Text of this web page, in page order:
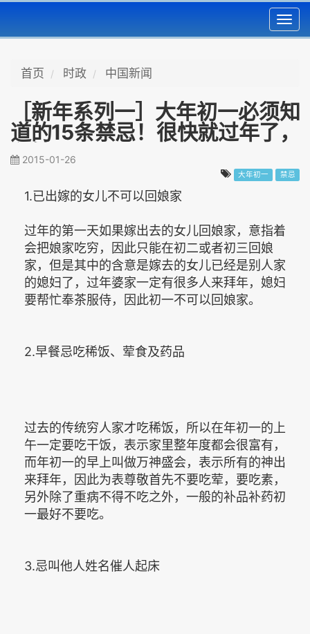
首页 时政 中国新闻
［新年系列一］大年初一必须知
道的15条禁忌！很快就过年了，
必转！
2015-01-26
大年初一 禁忌
1.已出嫁的女儿不可以回娘家
过年的第一天如果嫁出去的女儿回娘家，意指着
会把娘家吃穷，因此只能在初二或者初三回娘
家，但是其中的含意是嫁去的女儿已经是别人家
的媳妇了，过年婆家一定有很多人来拜年，媳妇
要帮忙奉茶服侍，因此初一不可以回娘家。
2.早餐忌吃稀饭、荤食及药品
过去的传统穷人家才吃稀饭，所以在年初一的上
午一定要吃干饭，表示家里整年度都会很富有，
而年初一的早上叫做万神盛会，表示所有的神出
来拜年，因此为表尊敬首先不要吃荤，要吃素，
另外除了重病不得不吃之外，一般的补品补药初
一最好不要吃。
3.忌叫他人姓名催人起床